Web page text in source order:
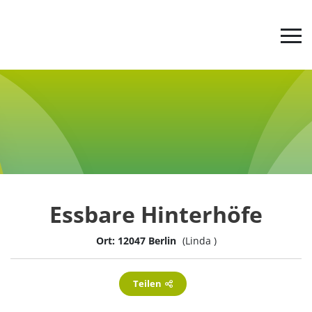
Essbare Hinterhöfe
Ort: 12047 Berlin (Linda )
Teilen
Jetzt abstimmen
Der Ideenwettbewerb
Tipps & Infos